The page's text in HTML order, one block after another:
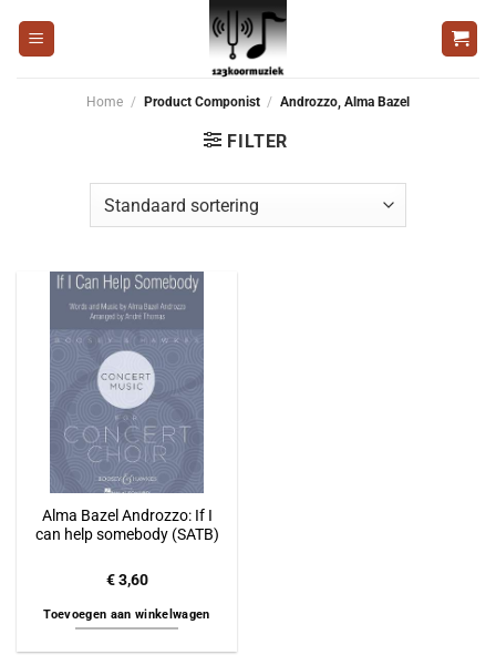
naar
Home / Product Componist / Androzzo, Alma Bazel
FILTER
Alma Bazel Androzzo: If I
can help somebody (SATB)
€3,60
Toevoegen aan winkelwagen